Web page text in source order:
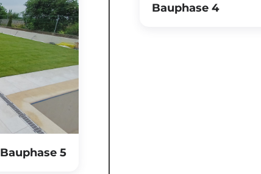
Bauphase 4
Bauphase 5